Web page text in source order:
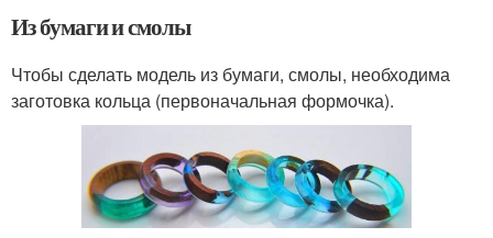
Из бумаги и смолы
Чтобы сделать модель из бумаги, смолы, необходима
заготовка кольца (первоначальная формочка).